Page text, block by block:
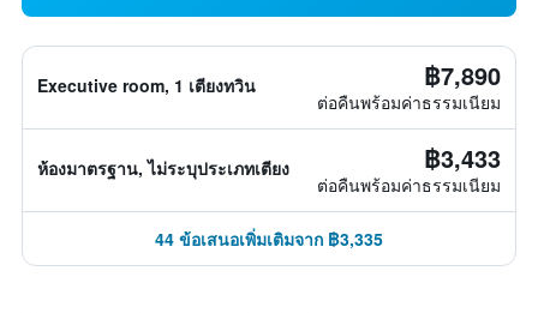
Executive room, 1 เตียงทวิน ฿7,890
ต่อคืนพร้อมค่าธรรมเนียม
ห้องมาตรฐาน, ไม่ระบุประเภทเตียง ฿3,433
ต่อคืนพร้อมค่าธรรมเนียม
44 ข้อเสนอเพิ่มเติมจาก ฿3,335